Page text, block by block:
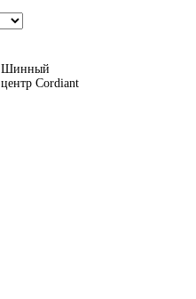
Шинный
центр Cordiant